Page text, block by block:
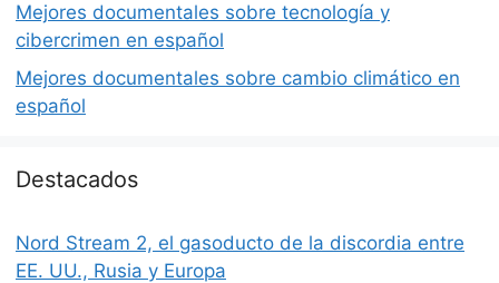
Mejores documentales sobre tecnología y
cibercrimen en español
Mejores documentales sobre cambio climático en
español
Destacados
Nord Stream 2, el gasoducto de la discordia entre
EE. UU., Rusia y Europa